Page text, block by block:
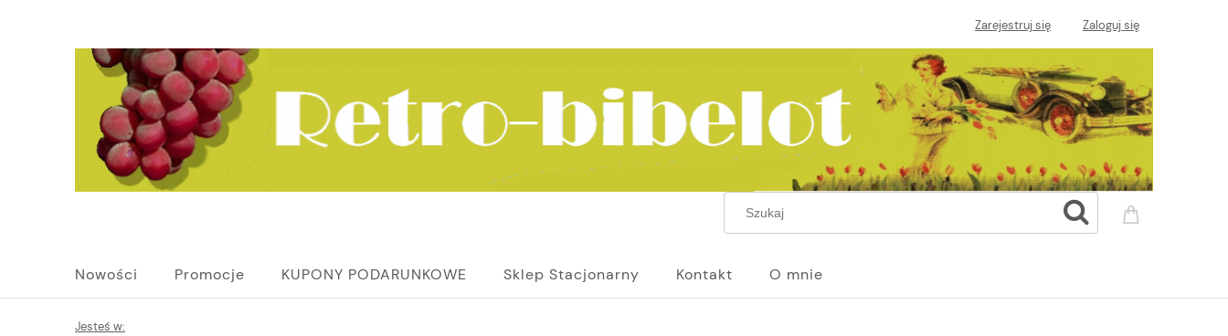
Zarejestruj się Zaloguj się
Nowości Promocje KUPONY PODARUNKOWE Sklep Stacjonarny Kontakt O mnie
Jesteś w: